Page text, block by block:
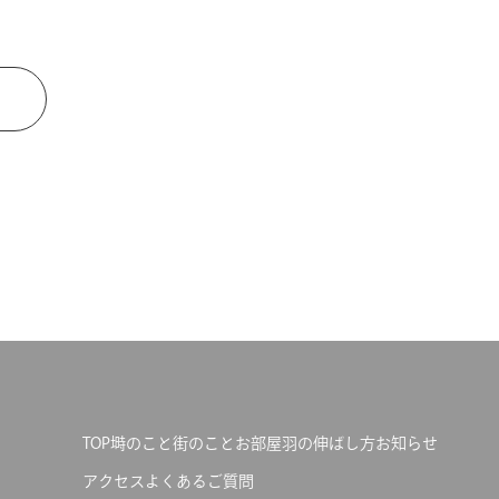
TOP塒のこと 街のこと お部屋羽の伸ばし方お知らせ
アクセス よくあるご質問